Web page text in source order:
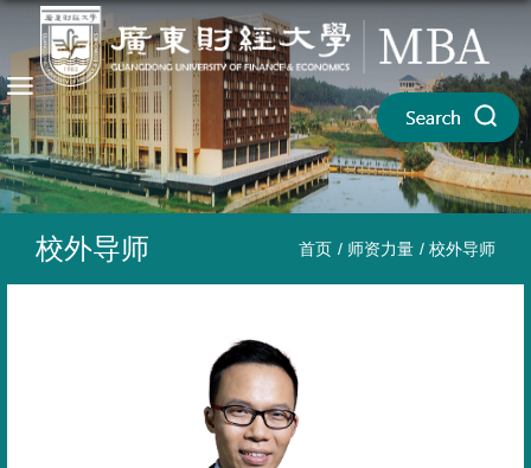
首页 / 师资力量 / 校外导师
校外导师